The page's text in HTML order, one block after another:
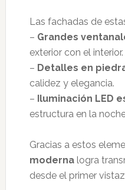
Las fachadas de
– Grandes
exterior con el interior.
– Detalles en
calidez y elegancia.
– Iluminación LED
estructura en la
Gracias a estos
modernalogra
desde el primer